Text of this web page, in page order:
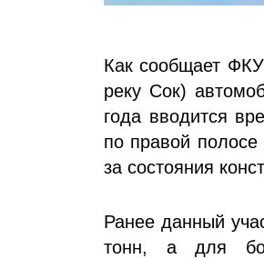
Как сообщает
реку Сок)
года вводится
по правой
за состояния
Ранее данный
тонн, а для